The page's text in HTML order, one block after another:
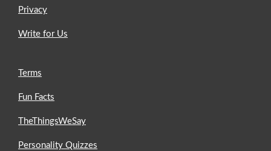
Privacy
Write for Us
Terms
Fun Facts
TheThingsWeSay
Personality Quizzes